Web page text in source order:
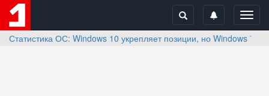
Статистика ОС: Windows 10 укрепляет позиции, но Windows 7